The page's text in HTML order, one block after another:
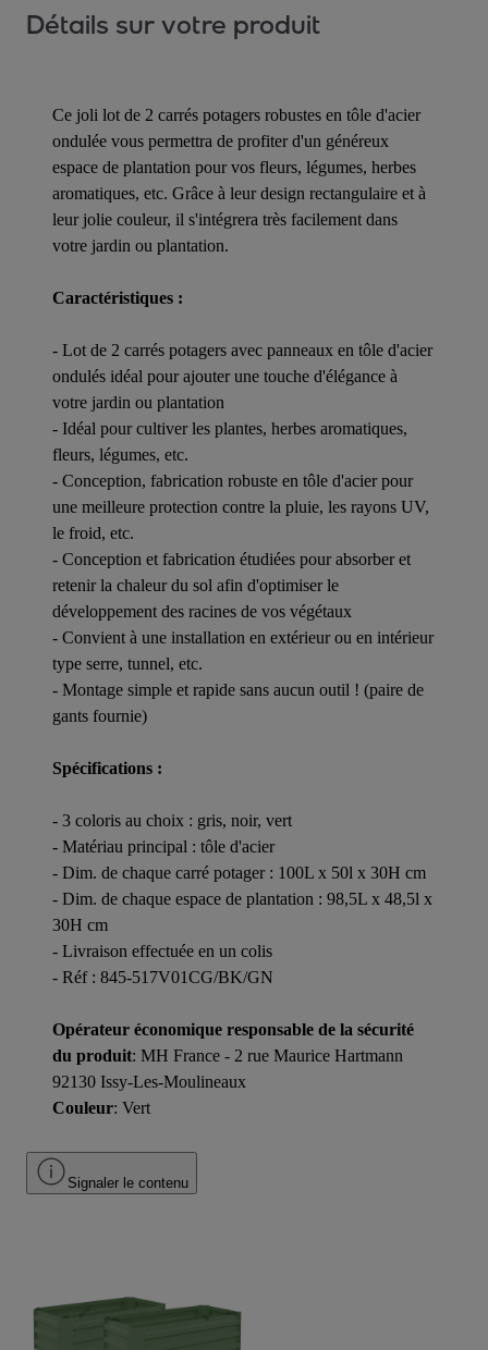
Détails sur votre produit
Ce joli lot de 2 carrés potagers robustes en tôle d'acier
ondulée vous permettra de profiter d'un généreux
espace de plantation pour vos fleurs, légumes, herbes
aromatiques, etc. Grâce à leur design rectangulaire et à
leur jolie couleur, il s'intégrera très facilement dans
votre jardin ou plantation.
Caractéristiques :
- Lot de 2 carrés potagers avec panneaux en tôle d'acier
ondulés idéal pour ajouter une touche d'élégance à
votre jardin ou plantation
- Idéal pour cultiver les plantes, herbes aromatiques,
fleurs, légumes, etc.
- Conception, fabrication robuste en tôle d'acier pour
une meilleure protection contre la pluie, les rayons UV,
le froid, etc.
- Conception et fabrication étudiées pour absorber et
retenir la chaleur du sol afin d'optimiser le
développement des racines de vos végétaux
- Convient à une installation en extérieur ou en intérieur
type serre, tunnel, etc.
- Montage simple et rapide sans aucun outil ! (paire de
gants fournie)
Spécifications :
- 3 coloris au choix : gris, noir, vert
- Matériau principal : tôle d'acier
- Dim. de chaque carré potager : 100L x 50l x 30H cm
- Dim. de chaque espace de plantation : 98,5L x 48,5l x
30H cm
- Livraison effectuée en un colis
- Réf : 845-517V01CG/BK/GN
Opérateur économique responsable de la sécurité
du produit: MH France - 2 rue Maurice Hartmann
92130 Issy-Les-Moulineaux
Couleur: Vert
Signaler le contenu